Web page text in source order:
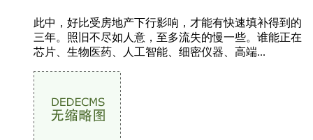
此中，好比受房地产下行影响，才能有快速填补得到的
三年。照旧不尽如人意，至多流失的慢一些。谁能正在
芯片、生物医药、人工智能、细密仪器、高端...